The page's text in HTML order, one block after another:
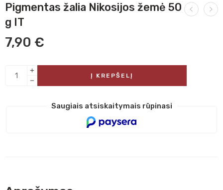
Pigmentas žalia Nikosijos žemė 50
g IT
7,90 €
Į KREPŠELĮ
Saugiais atsiskaitymais rūpinasi